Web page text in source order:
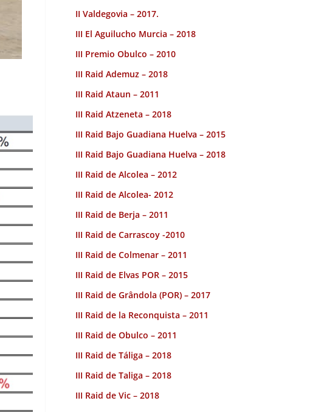
II Valdegovia – 2017.
III El Aguilucho Murcia – 2018
III Premio Obulco – 2010
III Raid Ademuz – 2018
III Raid Ataun – 2011
III Raid Atzeneta – 2018
III Raid Bajo Guadiana Huelva – 2015
III Raid Bajo Guadiana Huelva – 2018
III Raid de Alcolea – 2012
III Raid de Alcolea- 2012
III Raid de Berja – 2011
III Raid de Carrascoy -2010
III Raid de Colmenar – 2011
III Raid de Elvas POR – 2015
III Raid de Grândola (POR) – 2017
III Raid de la Reconquista – 2011
III Raid de Obulco – 2011
III Raid de Táliga – 2018
III Raid de Taliga – 2018
III Raid de Vic – 2018